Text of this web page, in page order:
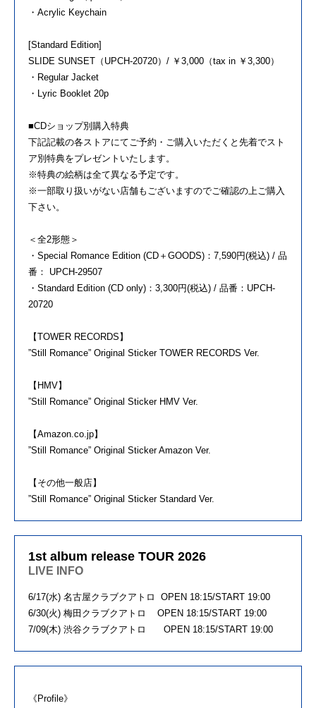
・Acrylic Keychain
[Standard Edition]
SLIDE SUNSET（UPCH-20720）/ ￥3,000（tax in ￥3,300）
・Regular Jacket
・Lyric Booklet 20p
■CDショップ別購入特典
下記記載の各ストアにてご予約・ご購入いただくと先着でスト
ア別特典をプレゼントいたします。
※特典の絵柄は全て異なる予定です。
※一部取り扱いがない店舗もございますのでご確認の上ご購入
下さい。
＜全2形態＞
・Special Romance Edition (CD＋GOODS)：7,590円(税込) / 品
番： UPCH-29507
・Standard Edition (CD only)：3,300円(税込) / 品番：UPCH-
20720
【TOWER RECORDS】
”Still Romance” Original Sticker TOWER RECORDS Ver.
【HMV】
”Still Romance” Original Sticker HMV Ver.
【Amazon.co.jp】
”Still Romance” Original Sticker Amazon Ver.
【その他一般店】
”Still Romance” Original Sticker Standard Ver.
1st album release TOUR 2026
LIVE INFO
6/17(水) 名古屋クラブクアトロ OPEN 18:15/START 19:00
6/30(火) 梅田クラブクアトロ OPEN 18:15/START 19:00
7/09(木) 渋谷クラブクアトロ OPEN 18:15/START 19:00
《Profile》